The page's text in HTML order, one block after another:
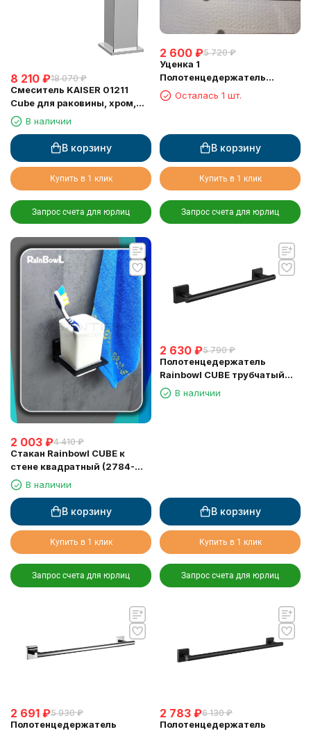
8 210 ₽18 070 ₽
Смеситель KAISER 01211
Cube для раковины, хром,
латуньВ наличии
В корзину
Купить в 1 клик
Запрос счета для юрлиц
2 600 ₽5 720 ₽
Уценка 1
Полотенцедержатель
Rainbowl CUBE трубчатый на
5 крючков 2731-5 хром
Осталась 1 шт.
В корзину
Купить в 1 клик
Запрос счета для юрлиц
2 003 ₽4 410 ₽
Стакан Rainbowl CUBE к
стене квадратный (2784-
7BP) керамика черный
матовый
В наличии
В корзину
Купить в 1 клик
Запрос счета для юрлиц
2 630 ₽5 790 ₽
Полотенцедержатель
Rainbowl CUBE трубчатый
2756-40BP черный матовый
40 см
В наличии
В корзину
Купить в 1 клик
Запрос счета для юрлиц
2 691 ₽5 930 ₽
Полотенцедержатель
2 783 ₽6 130 ₽
Полотенцедержатель